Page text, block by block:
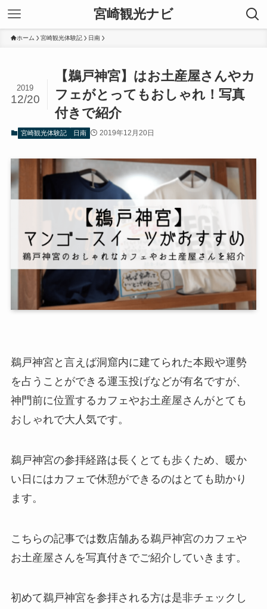
宮崎観光ナビ
ホーム 宮崎観光体験記 日南
【鵜戸神宮】はお土産屋さんやカ
フェがとってもおしゃれ！写真
付きで紹介
2019
12/20
宮崎観光体験記 日南 2019年12月20日
鵜戸神宮と言えば洞窟内に建てられた本殿や運勢
を占うことができる運玉投げなどが有名ですが、
神門前に位置するカフェやお土産屋さんがとても
おしゃれで大人気です。
鵜戸神宮の参拝経路は長くとても歩くため、暖か
い日にはカフェで休憩ができるのはとても助かり
ます。
こちらの記事では数店舗ある鵜戸神宮のカフェや
お土産屋さんを写真付きでご紹介していきます。
初めて鵜戸神宮を参拝される方は是非チェックし